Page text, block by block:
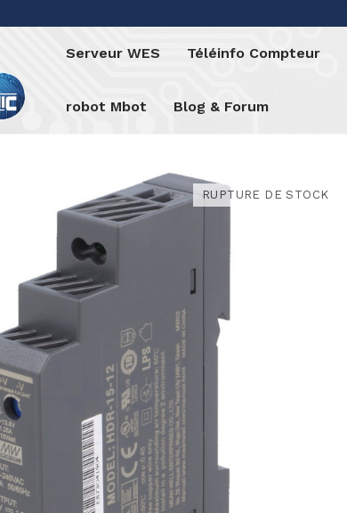
Serveur WES Téléinfo Compteur
robot Mbot Blog & Forum
RUPTURE DE STOCK